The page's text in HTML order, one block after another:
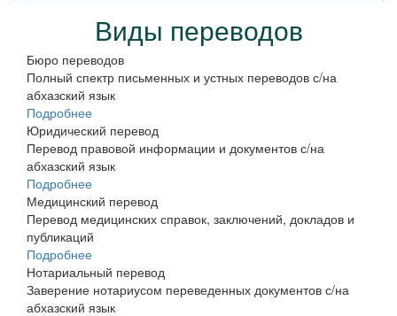
Виды переводов
Бюро переводов
Полный спектр письменных и устных переводов с/на
абхазский язык
Подробнее
Юридический перевод
Перевод правовой информации и документов с/на
абхазский язык
Подробнее
Медицинский перевод
Перевод медицинских справок, заключений, докладов и
публикаций
Подробнее
Нотариальный перевод
Заверение нотариусом переведенных документов с/на
абхазский язык